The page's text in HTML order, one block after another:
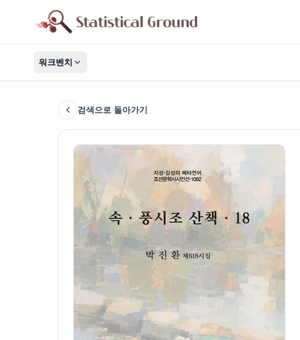
워크벤치
검색으로 돌아가기